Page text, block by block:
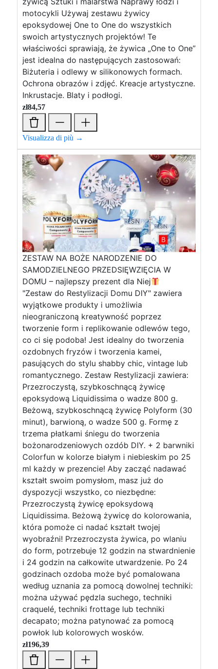
motocykli Używaj zestawu żywicy
epoksydowej One to One do wszystkich
swoich artystycznych projektów! Te
właściwości sprawiają, że żywica „One to One”
jest idealna do następujących zastosowań:
Biżuteria i odlewy w silikonowych formach.
Ochrona obrazów i zdjęć. Kreacje artystyczne.
Inkrustacje. Blaty i podłogi.
zł84,57
Visualizza di più →
ZESTAW NA BOŻE NARODZENIE DO
SAMODZIELNEGO PRZEDSIĘWZIĘCIA W
DOMU – najlepszy prezent dla Niej
"Zestaw do Restylizacji Domu DIY" zawiera
wyjątkowe produkty i umożliwia
nieograniczoną kreatywność poprzez
tworzenie form i replikowanie odlewów tego,
co ci się podoba! Jest idealny do tworzenia
ozdobnych fryzów i tworzenia kamei,
pasujących do stylu shabby chic, vintage lub
romantycznego. Zestaw Restylizacji zawiera:
Przezroczystą, szybkoschnącą żywicę
epoksydową Liquidissima o wadze 800 g.
Beżową, szybkoschnącą żywicę Polyform (30
minut), barwioną, o wadze 500 g. Formę z
trzema płatkami śniegu do tworzenia
bożonarodzeniowych ozdób DIY. + 2 barwniki
Colorfun w kolorze białym i niebieskim po 25
ml każdy w prezencie! Aby zacząć nadawać
kształt swoim pomysłom, masz już do
dyspozycji wszystko, co niezbędne:
Przezroczystą żywicę epoksydową
Liquidissima. Beżową żywicę do kolorowania,
która pomoże ci nadać kształt twojej
wyobraźni! Przezroczysta żywica, po wlaniu
do form, potrzebuje 12 godzin na stwardnienie
i 24 godzin na całkowite utwardzenie. Po 24
godzinach ozdoba może być pomalowana
według uznania za pomocą dowolnej techniki:
można używać pędzla suchego, techniki
craquelé, techniki frottage lub techniki
decapato; można patynować za pomocą
powłok lub kolorowych wosków.
zł196,39